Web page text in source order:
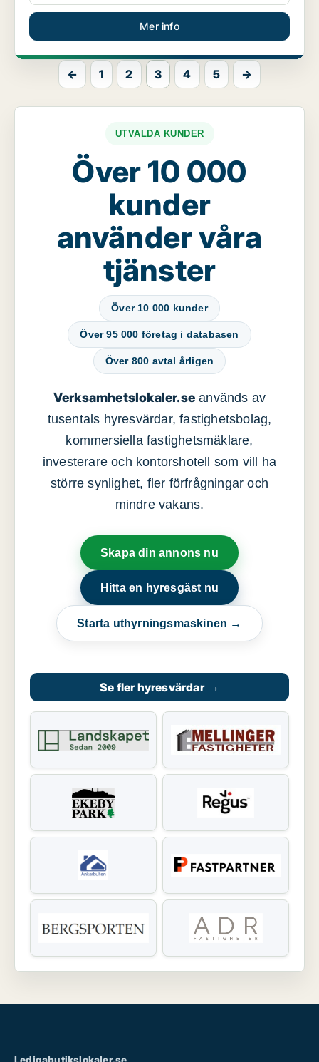
Mer info
← 1 2 3 4 5 →
UTVALDA KUNDER
Över 10 000
kunder
använder våra
tjänster
Över 10 000 kunder
Över 95 000 företag i databasen
Över 800 avtal årligen
Verksamhetslokaler.se används av
tusentals hyresvärdar, fastighetsbolag,
kommersiella fastighetsmäklare,
investerare och kontorshotell som vill ha
större synlighet, fler förfrågningar och
mindre vakans.
Skapa din annons nu
Hitta en hyresgäst nu
Starta uthyrningsmaskinen →
Se fler hyresvärdar →